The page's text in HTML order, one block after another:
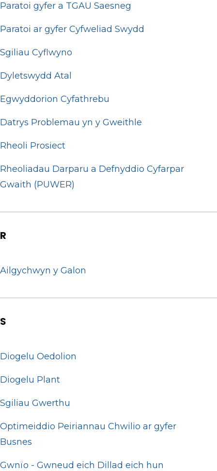
Paratoi gyfer a TGAU Saesneg
Paratoi ar gyfer Cyfweliad Swydd
Sgiliau Cyflwyno
Dyletswydd Atal
Egwyddorion Cyfathrebu
Datrys Problemau yn y Gweithle
Rheoli Prosiect
Rheoliadau Darparu a Defnyddio Cyfarpar
Gwaith (PUWER)
R
Ailgychwyn y Galon
S
Diogelu Oedolion
Diogelu Plant
Sgiliau Gwerthu
Optimeiddio Peiriannau Chwilio ar gyfer
Busnes
Gwnïo - Gwneud eich Dillad eich hun